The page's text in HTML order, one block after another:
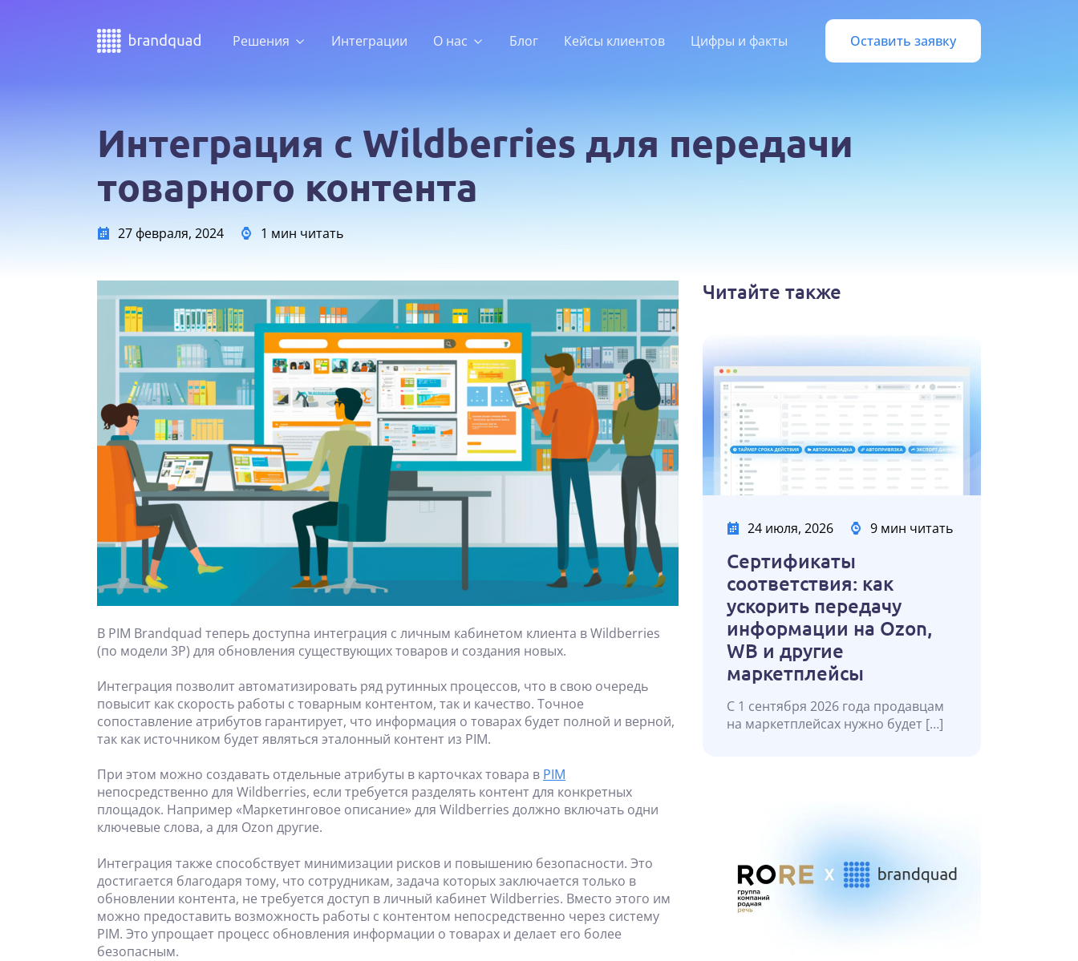
Решения Интеграции О нас Блог Кейсы клиентов Цифры и факты Оставить заявку
Интеграция с Wildberries для передачи
товарного контента
27 февраля, 2024 1 мин читать
В PIM Brandquad теперь доступна интеграция с личным кабинетом клиента в Wildberries
(по модели 3P) для обновления существующих товаров и создания новых.
Интеграция позволит автоматизировать ряд рутинных процессов, что в свою очередь
повысит как скорость работы с товарным контентом, так и качество. Точное
сопоставление атрибутов гарантирует, что информация о товарах будет полной и верной,
так как источником будет являться эталонный контент из PIM.
При этом можно создавать отдельные атрибуты в карточках товара в PIM
непосредственно для Wildberries, если требуется разделять контент для конкретных
площадок. Например «Маркетинговое описание» для Wildberries должно включать одни
ключевые слова, а для Ozon другие.
Интеграция также способствует минимизации рисков и повышению безопасности. Это
достигается благодаря тому, что сотрудникам, задача которых заключается только в
обновлении контента, не требуется доступ в личный кабинет Wildberries. Вместо этого им
можно предоставить возможность работы с контентом непосредственно через систему
PIM. Это упрощает процесс обновления информации о товарах и делает его более
безопасным.
Читайте также
24 июля, 2026 9 мин читать
Сертификаты
соответствия: как
ускорить передачу
информации на Ozon,
WB и другие
маркетплейсы
С 1 сентября 2026 года продавцам
на маркетплейсах нужно будет […]